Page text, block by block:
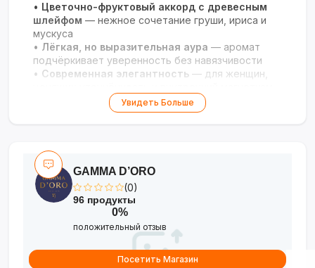
• Цветочно-фруктовый аккорд с древесным
шлейфом — нежное сочетание груши, ириса и
мускуса
• Лёгкая, но выразительная аура — аромат
подчёркивает уверенность без навязчивости
• Современная элегантность — для женщин,
Флакон-скульптура— розовое ребристое
стекло с серебристым логотипом
года
Увидеть Больше
GAMMA D’ORO
(0)
96 продукты
0%
положительный отзыв
Посетить Магазин